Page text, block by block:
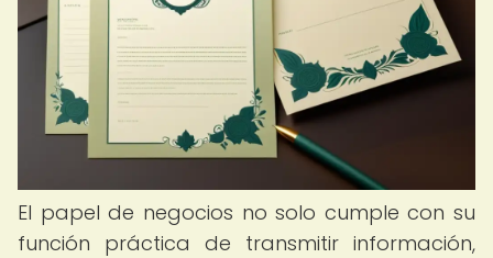
El papel de negocios no solo cumple con su
función práctica de transmitir información,